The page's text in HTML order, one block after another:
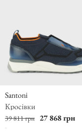
Santoni
Кросівки
39 811 грн 27 868 грн